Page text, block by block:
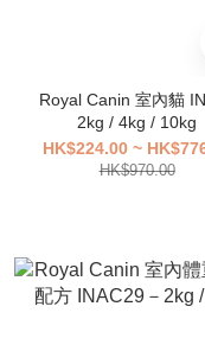
Royal Canin 室內貓
2kg / 4kg / 10kg
HK$224.00 ~
HK$970.00